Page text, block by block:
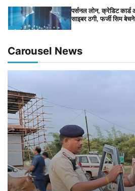
4
पर्सनल लोन, क्रेडिट
साइबर ठगी, फर्जी सिम बेचने
5
विशेष प्रवर्तन अभियान में
1
विशेष प्रवर्तन अभियान में
2
वेयरहाउस कॉरपोरेशन के
क्लर्क को मिली कमान,
Pavan Jat August
3
नपा सहकारी समिति में
क्विंटल खराब अनाज
Pavan Jat August
Carousel News